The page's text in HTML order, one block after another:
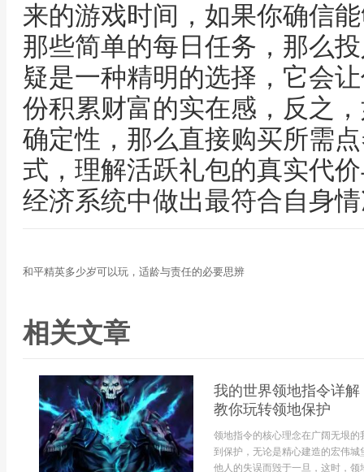
来的游戏时间，如果你确信
那些简单的每日任务，那么
疑是一种精明的选择，它会
份积累财富的实在感，反之
确定性，那么直接购买所需
式，理解活跃礼包的真实代
经济系统中做出最符合自身
和平精英多少岁可以玩，适龄与责任的必要思辨
相关文章
我的世界领地指令详
教你玩转领地保护
领地指令的核心理念在广阔无垠
到保护，无论是精心建造的宏伟
他人的失误而毁于一旦，这时，